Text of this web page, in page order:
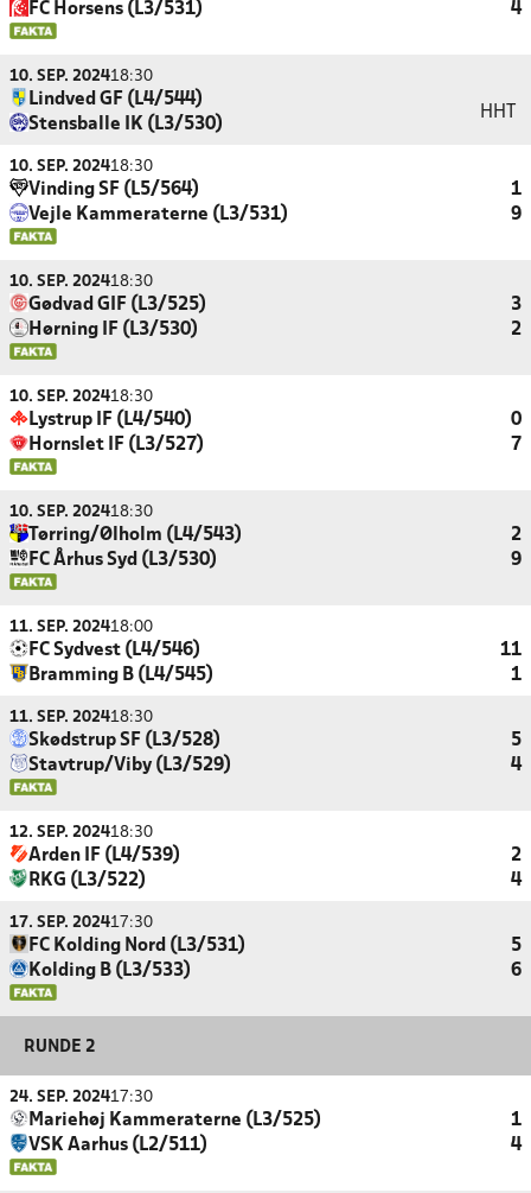
FC Horsens (L3/531)
4
10. SEP. 202418:30
Lindved GF (L4/544)
Stensballe IK (L3/530)
HHT
10. SEP. 202418:30
Vinding SF (L5/564)
1
Vejle Kammeraterne (L3/531)
9
10. SEP. 202418:30
Gødvad GIF (L3/525)
3
Hørning IF (L3/530)
2
10. SEP. 202418:30
Lystrup IF (L4/540)
0
Hornslet IF (L3/527)
7
10. SEP. 202418:30
Tørring/Ølholm (L4/543)
2
FC Århus Syd (L3/530)
9
11. SEP. 202418:00
FC Sydvest (L4/546)
11
Bramming B (L4/545)
1
11. SEP. 202418:30
Skødstrup SF (L3/528)
5
Stavtrup/Viby (L3/529)
4
12. SEP. 202418:30
Arden IF (L4/539)
2
RKG (L3/522)
4
17. SEP. 202417:30
FC Kolding Nord (L3/531)
5
Kolding B (L3/533)
6
RUNDE 2
24. SEP. 202417:30
Mariehøj Kammeraterne (L3/525)
1
VSK Aarhus (L2/511)
4